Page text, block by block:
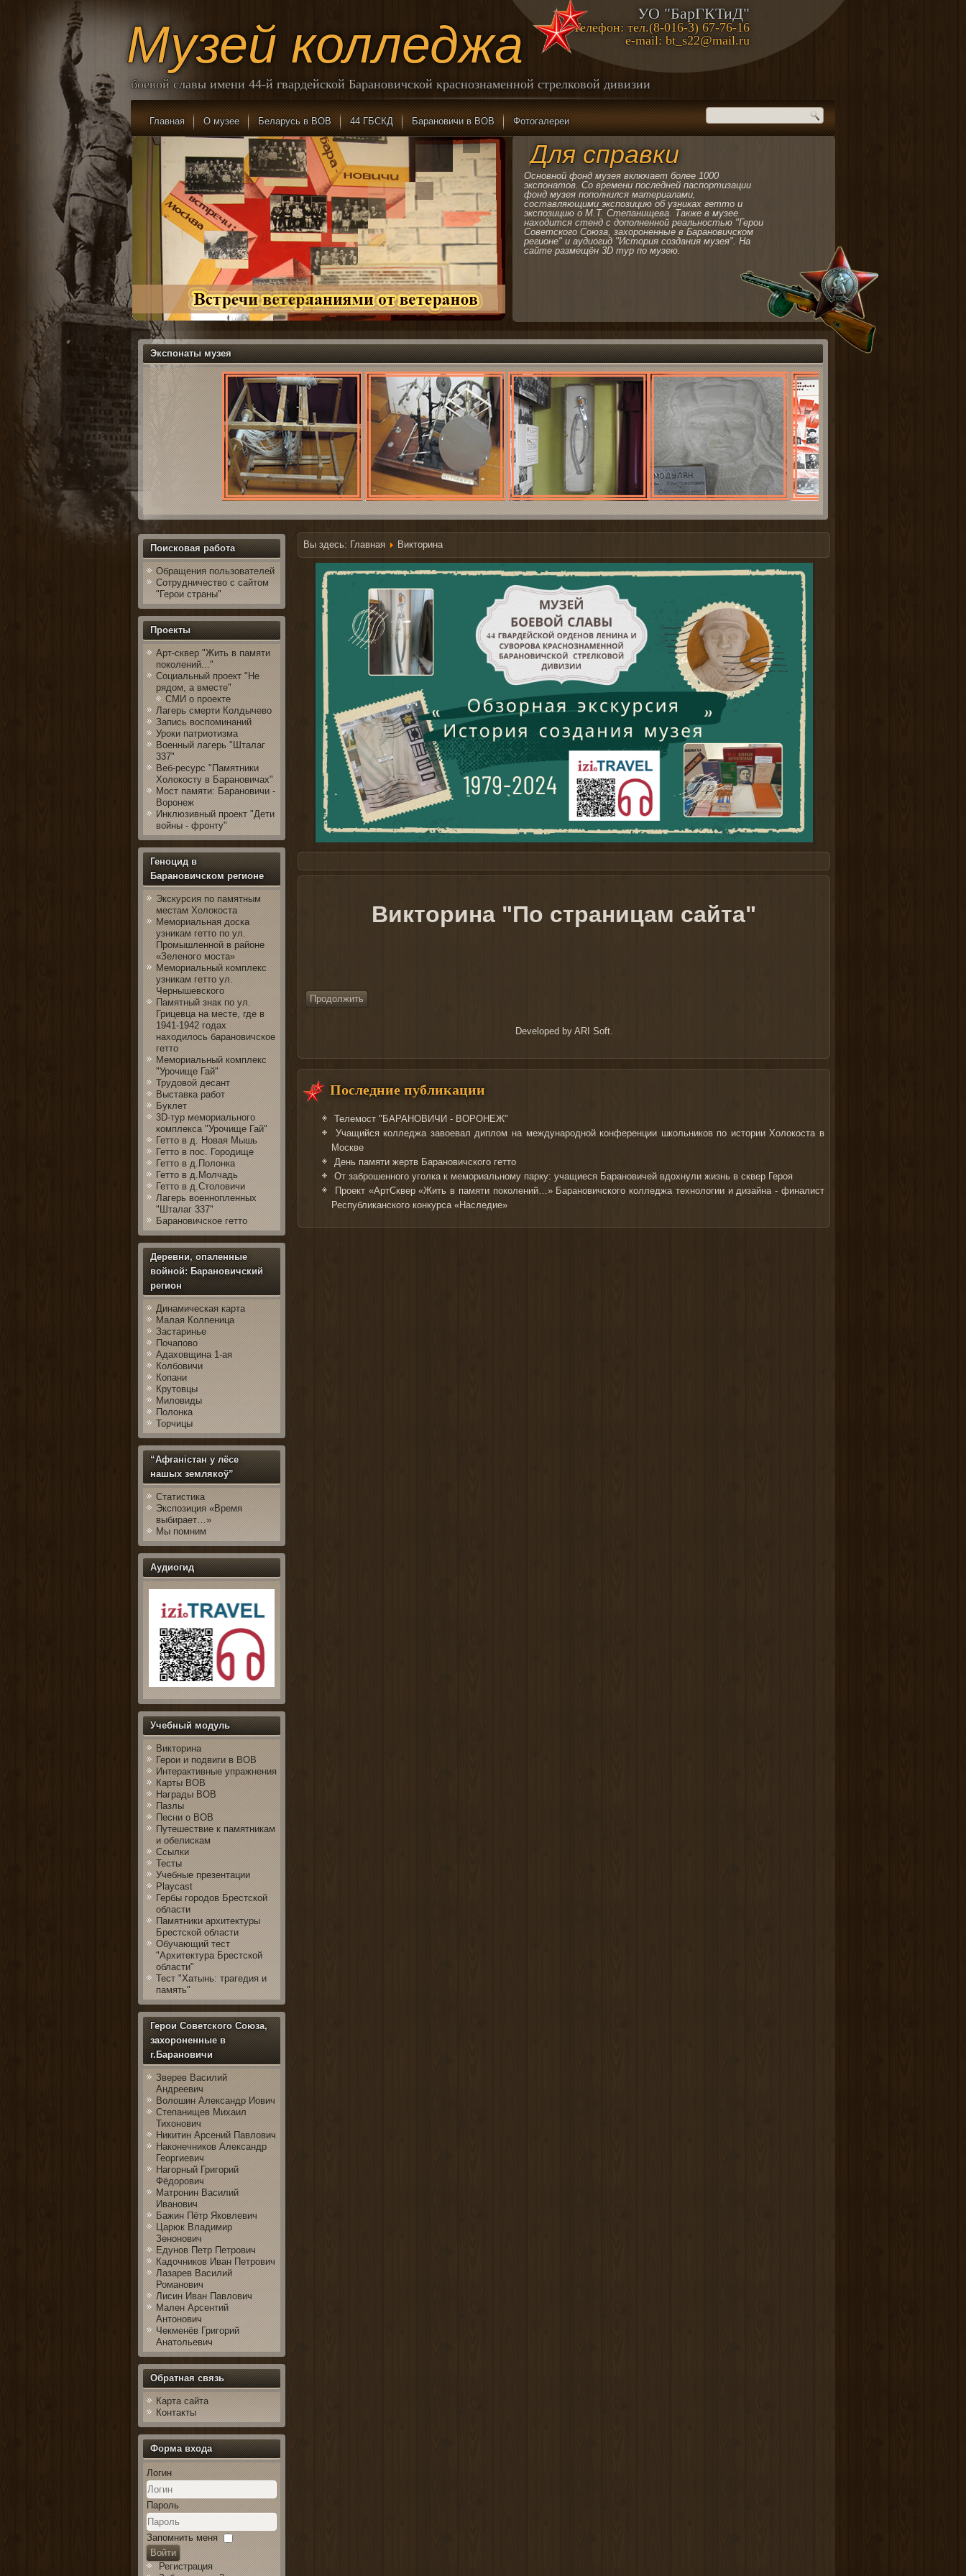
Основной фонд музея включает более 1000
экспонатов. Со времени последней паспортизации
фонд музея пополнился материалами,
составляющими экспозицию об узниках гетто и
экспозицию о М.Т. Степанищева. Также в музее
находится стенд с дополненной реальностью "Герои
Советского Союза, захороненные в Барановичском
регионе" и аудиогид "История создания музея". На
сайте размещён 3D тур по музею.
УО "БарГКТиД"
Телефон: тел.(8-016-3) 67-76-16
e-mail: bt_s22@mail.ru
Для справки
Музей колледжа
боевой славы имени 44-й гвардейской Барановичской краснознаменной стрелковой дивизии
Главная О музее Беларусь в ВОВ 44 ГБСКД Барановичи в ВОВ Фотогалереи
Экспонаты музея
Поисковая работа
Обращения пользователей
Сотрудничество с сайтом
"Герои страны"
Проекты
Арт-сквер "Жить в памяти
поколений..."
Социальный проект "Не
рядом, а вместе"
СМИ о проекте
Лагерь смерти Колдычево
Запись воспоминаний
Уроки патриотизма
Военный лагерь "Шталаг
337"
Веб-ресурс "Памятники
Холокосту в Барановичах"
Мост памяти: Барановичи -
Воронеж
Инклюзивный проект "Дети
войны - фронту"
Геноцид в
Барановичском регионе
Экскурсия по памятным
местам Холокоста
Мемориальная доска
узникам гетто по ул.
Промышленной в районе
«Зеленого моста»
Мемориальный комплекс
узникам гетто ул.
Чернышевского
Памятный знак по ул.
Грицевца на месте, где в
1941-1942 годах
находилось барановичское
гетто
Мемориальный комплекс
"Урочище Гай"
Трудовой десант
Выставка работ
Буклет
3D-тур мемориального
комплекса "Урочище Гай"
Гетто в д. Новая Мышь
Гетто в пос. Городище
Гетто в д.Полонка
Гетто в д.Молчадь
Гетто в д.Столовичи
Лагерь военнопленных
"Шталаг 337"
Барановичское гетто
Деревни, опаленные
войной: Барановичский
регион
Динамическая карта
Малая Колпеница
Застаринье
Почапово
Адаховщина 1-ая
Колбовичи
Копани
Крутовцы
Миловиды
Полонка
Торчицы
“Афганістан у лёсе
нашых землякоў”
Статистика
Экспозиция «Время
выбирает…»
Мы помним
Аудиогид
Учебный модуль
Викторина
Герои и подвиги в ВОВ
Интерактивные упражнения
Карты ВОВ
Награды ВОВ
Пазлы
Песни о ВОВ
Путешествие к памятникам
и обелискам
Ссылки
Тесты
Учебные презентации
Playcast
Гербы городов Брестской
области
Памятники архитектуры
Брестской области
Обучающий тест
"Архитектура Брестской
области"
Тест "Хатынь: трагедия и
память"
Герои Советского Союза,
захороненные в
г.Барановичи
Зверев Василий
Андреевич
Волошин Александр Иович
Степанищев Михаил
Тихонович
Никитин Арсений Павлович
Наконечников Александр
Георгиевич
Нагорный Григорий
Фёдорович
Матронин Василий
Иванович
Бажин Пётр Яковлевич
Царюк Владимир
Зенонович
Едунов Петр Петрович
Кадочников Иван Петрович
Лазарев Василий
Романович
Лисин Иван Павлович
Мален Арсентий
Антонович
Чекменёв Григорий
Анатольевич
Обратная связь
Карта сайта
Контакты
Форма входа
Логин
Пароль
Запомнить меня
Войти
Регистрация
Вы здесь: Главная Викторина
Викторина "По страницам сайта"
Developed by ARI Soft.
Последние публикации
Телемост "БАРАНОВИЧИ - ВОРОНЕЖ"
Учащийся колледжа завоевал диплом на международной конференции школьников по истории Холокоста в
Москве
День памяти жертв Барановичского гетто
От заброшенного уголка к мемориальному парку: учащиеся Барановичей вдохнули жизнь в сквер Героя
Проект «АртСквер «Жить в памяти поколений…» Барановичского колледжа технологии и дизайна - финалист
Республиканского конкурса «Наследие»